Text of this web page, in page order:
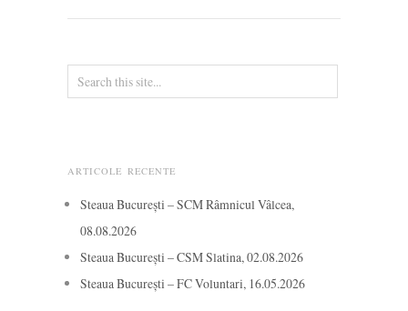
ARTICOLE RECENTE
Steaua București – SCM Râmnicul Vâlcea,
08.08.2026
Steaua București – CSM Slatina, 02.08.2026
Steaua București – FC Voluntari, 16.05.2026